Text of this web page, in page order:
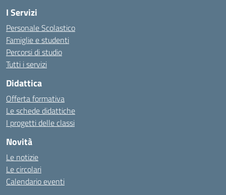
I Servizi
Personale Scolastico
Famiglie e studenti
Percorsi di studio
Tutti i servizi
Didattica
Offerta formativa
Le schede didattiche
I progetti delle classi
Novità
Le notizie
Le circolari
Calendario eventi